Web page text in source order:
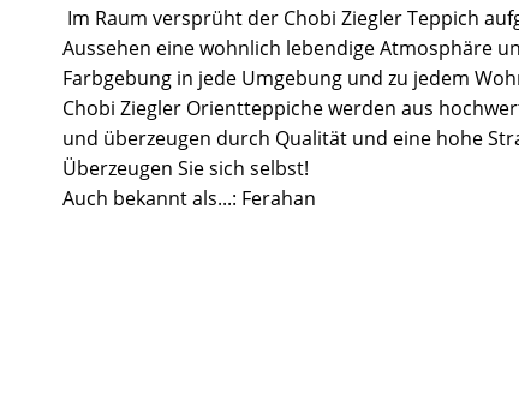
Im Raum versprüht der Chobi Ziegler Teppich
Aussehen eine wohnlich lebendige Atmosphäre
Farbgebung in jede Umgebung und zu jedem
Chobi Ziegler Orientteppiche werden aus
und überzeugen durch Qualität und eine hohe
Überzeugen Sie sich selbst!
Auch bekannt als...: Ferahan